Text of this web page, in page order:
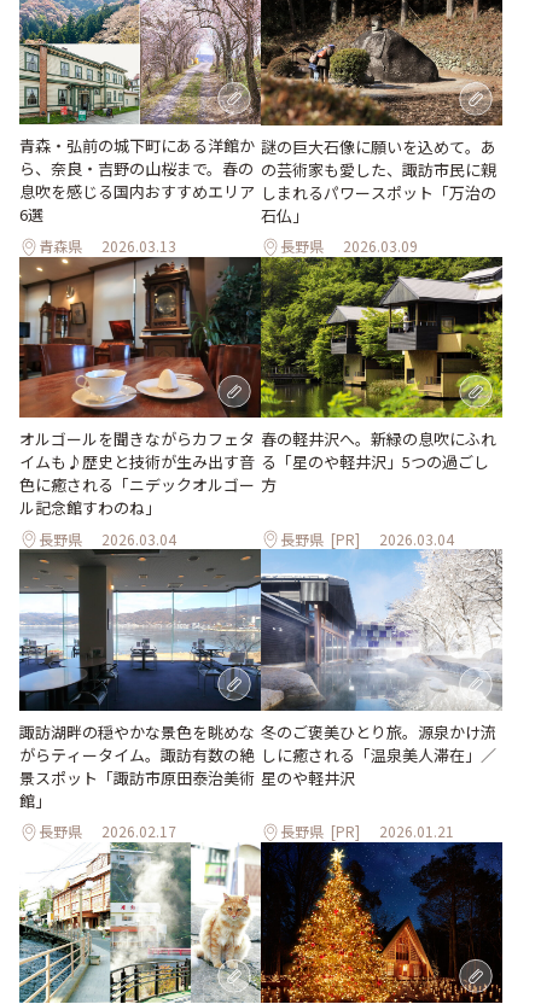
青森・弘前の城下町にある洋館か
ら、奈良・吉野の山桜まで。春の
息吹を感じる国内おすすめエリア
6選
青森県 2026.03.13
謎の巨大石像に願いを込めて。あ
の芸術家も愛した、諏訪市民に親
しまれるパワースポット「万治の
石仏」
長野県 2026.03.09
オルゴールを聞きながらカフェタ
イムも♪歴史と技術が生み出す音
色に癒される「ニデックオルゴー
ル記念館すわのね」
長野県 2026.03.04
春の軽井沢へ。新緑の息吹にふれ
る「星のや軽井沢」5つの過ごし
方
長野県 [PR] 2026.03.04
諏訪湖畔の穏やかな景色を眺めな
がらティータイム。諏訪有数の絶
景スポット「諏訪市原田泰治美術
館」
長野県 2026.02.17
冬のご褒美ひとり旅。源泉かけ流
しに癒される「温泉美人滞在」／
星のや軽井沢
長野県 [PR] 2026.01.21